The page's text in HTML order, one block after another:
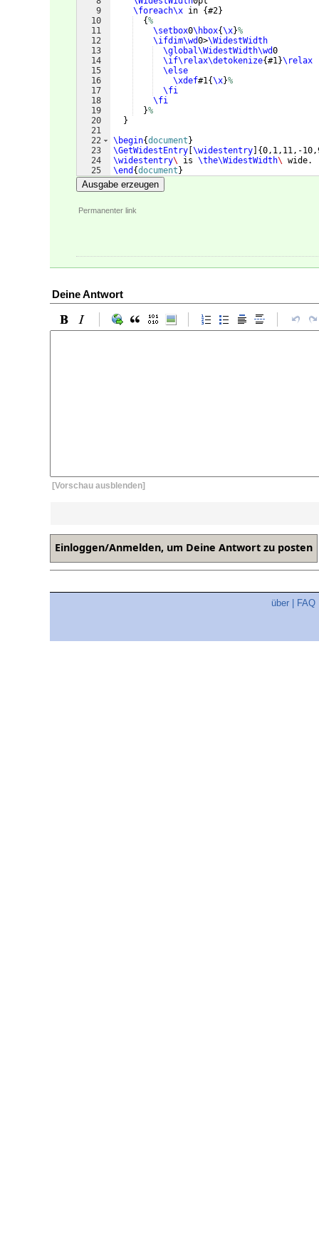
9
10
11
12
13
14
15
16
17
18
19
20
21
22
23
24
25
\foreach\x in {#2}
{%
\setbox0\hbox{\x}%
\ifdim\wd0>\WidestWidth
\global\WidestWidth\wd0
\if\relax\detokenize{#1}\relax
\else
\xdef#1{\x}%
\fi
\fi
}%
}
\begin{document }
\GetWidestEntry \widestentry {0,1,11,-
\widestentry\ is \the\WidestWidth\ wide.
\end {document }
Ausgabe erzeugen
Permanenter link
Deine Antwort
[Vorschau ausblenden]
über FAQ